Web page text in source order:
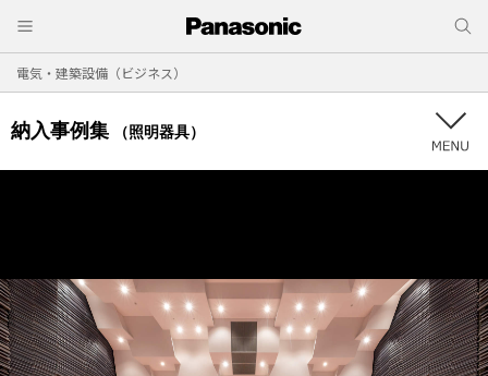
電気・建築設備（ビジネス）
納入事例集 （照明器具）